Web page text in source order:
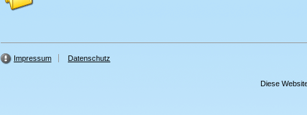
Impressum Datenschutz
Diese